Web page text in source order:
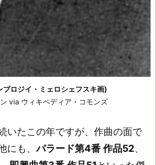
ブロジイ・ミェロシェフスキ画)
via ウィキペディア・コモンズ
いたこの年ですが、作曲の面で
にも、バラード第4番 作品52、